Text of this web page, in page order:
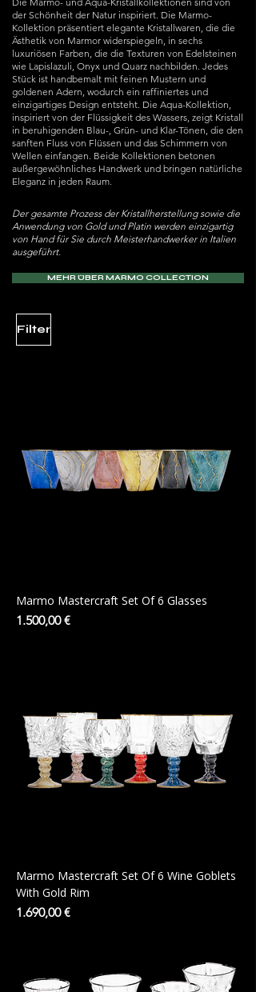
der Schönheit der Natur inspiriert. Die Marmo-
Kollektion präsentiert elegante Kristallwaren, die die
Ästhetik von Marmor widerspiegeln, in sechs
luxuriösen Farben, die die Texturen von Edelsteinen
wie Lapislazuli, Onyx und Quarz nachbilden. Jedes
Stück ist handbemalt mit feinen Mustern und
goldenen Adern, wodurch ein raffiniertes und
einzigartiges Design entsteht. Die Aqua-Kollektion,
inspiriert von der Flüssigkeit des Wassers, zeigt Kristall
in beruhigenden Blau-, Grün- und Klar-Tönen, die den
sanften Fluss von Flüssen und das Schimmern von
Wellen einfangen. Beide Kollektionen betonen
außergewöhnliches Handwerk und bringen natürliche
Eleganz in jeden Raum.
Der gesamte Prozess der Kristallherstellung sowie die
Anwendung von Gold und Platin werden einzigartig
von Hand für Sie durch Meisterhandwerker in Italien
ausgeführt.
MEHR ÜBER MARMO COLLECTION
Filter
Marmo Mastercraft Set Of 6 Glasses
Preis
1.500,00 €
Marmo Mastercraft Set Of 6 Wine Goblets
With Gold Rim
Preis
1.690,00 €